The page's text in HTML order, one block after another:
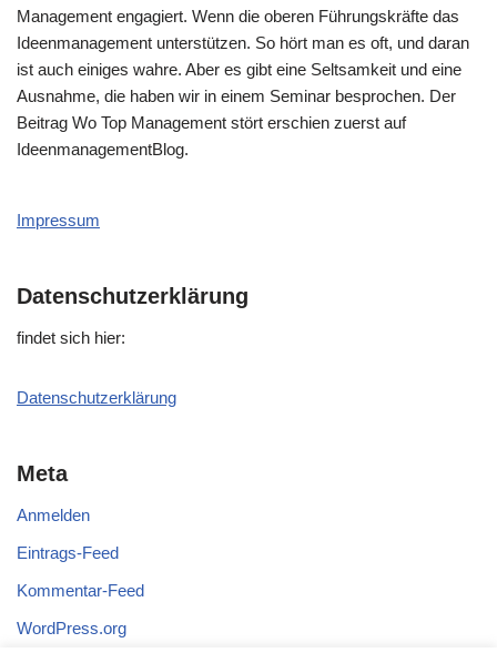
Management engagiert. Wenn die oberen Führungskräfte das
Ideenmanagement unterstützen. So hört man es oft, und daran
ist auch einiges wahre. Aber es gibt eine Seltsamkeit und eine
Ausnahme, die haben wir in einem Seminar besprochen. Der
Beitrag Wo Top Management stört erschien zuerst auf
IdeenmanagementBlog.
Impressum
Datenschutzerklärung
fin­det sich hier:
Daten­schutz­er­klä­rung
Meta
Anmelden
Eintrags-Feed
Kommentar-Feed
WordPress.org